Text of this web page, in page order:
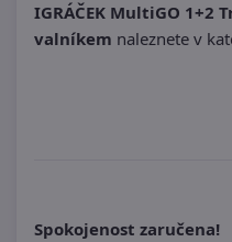
IGRÁČEK MultiGO 1+2
valníkem naleznete v
Spokojenost zaručena!